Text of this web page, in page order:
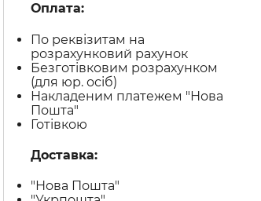
Оплата:
По реквізитам на
розрахунковий рахунок
Безготівковим розрахунком
(для юр. осіб)
Накладеним платежем "Нова
Пошта"
Готівкою
Доставка:
"Нова Пошта"